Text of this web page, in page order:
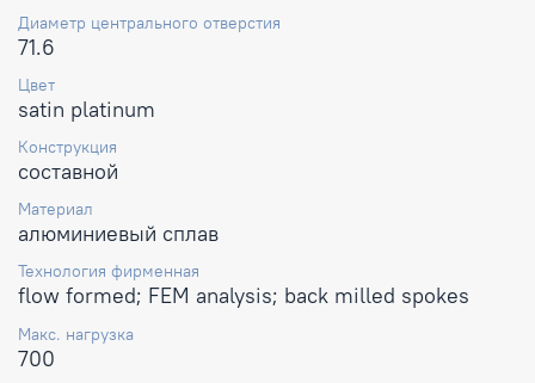
Диаметр центрального отверстия
71.6
Цвет
satin platinum
Конструкция
составной
Материал
алюминиевый сплав
Технология фирменная
flow formed; FEM analysis; back milled spokes
Макс. нагрузка
700